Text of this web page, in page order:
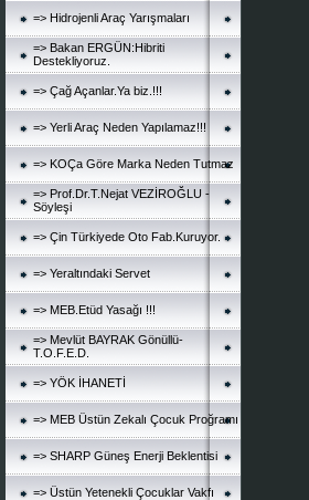
=> Hidrojenli Araç Yarışmaları
=> Bakan ERGÜN:Hibriti
Destekliyoruz.
=> Çağ Açanlar.Ya biz.!!!
=> Yerli Araç Neden Yapılamaz!!!
=> KOÇa Göre Marka Neden Tutmaz
=> Prof.Dr.T.Nejat VEZİROĞLU -
Söyleşi
=> Çin Türkiyede Oto Fab.Kuruyor.
=> Yeraltındaki Servet
=> MEB.Etüd Yasağı !!!
=> Mevlüt BAYRAK Gönüllü-
T.O.F.E.D.
=> YÖK İHANETİ
=> MEB Üstün Zekalı Çocuk Proğramı
=> SHARP Güneş Enerji Beklentisi
=> Üstün Yetenekli Çocuklar Vakfı